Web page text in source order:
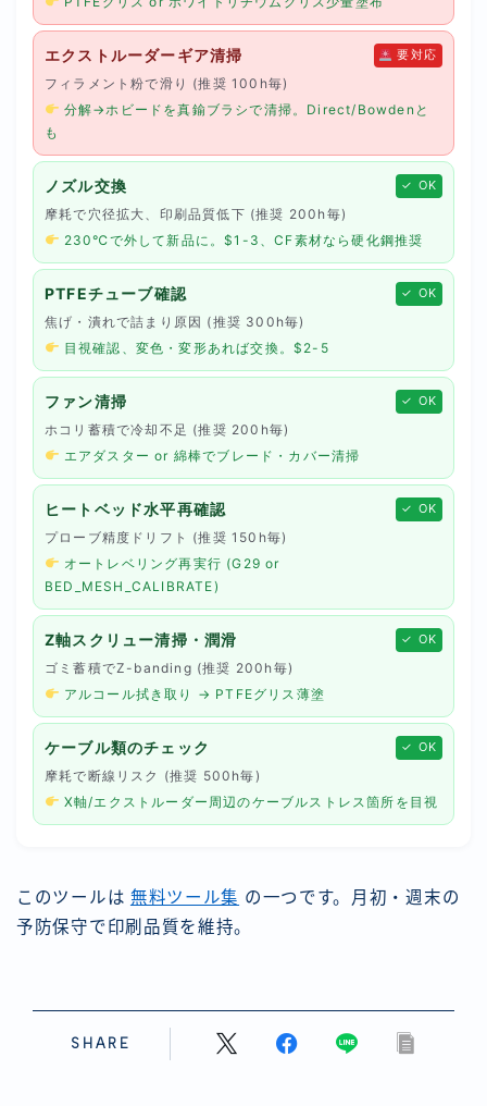
エクストルーダーギア清掃 要対応
フィラメント粉で滑り (推奨 100h毎)
分解→ホビードを真鍮ブラシで清掃。Direct/Bowdenと
も
ノズル交換 ✓ OK
摩耗で穴径拡大、印刷品質低下 (推奨 200h毎)
230℃で外して新品に。$1-3、CF素材なら硬化鋼推奨
PTFEチューブ確認 ✓ OK
焦げ・潰れで詰まり原因 (推奨 300h毎)
目視確認、変色・変形あれば交換。$2-5
ファン清掃 ✓ OK
ホコリ蓄積で冷却不足 (推奨 200h毎)
エアダスター or 綿棒でブレード・カバー清掃
ヒートベッド水平再確認 ✓ OK
プローブ精度ドリフト (推奨 150h毎)
オートレベリング再実行 (G29 or
BED_MESH_CALIBRATE)
Z軸スクリュー清掃・潤滑 ✓ OK
ゴミ蓄積でZ-banding (推奨 200h毎)
アルコール拭き取り → PTFEグリス薄塗
ケーブル類のチェック ✓ OK
摩耗で断線リスク (推奨 500h毎)
X軸/エクストルーダー周辺のケーブルストレス箇所を目視
このツールは 無料ツール集 の一つです。月初・週末の
予防保守で印刷品質を維持。
SHARE